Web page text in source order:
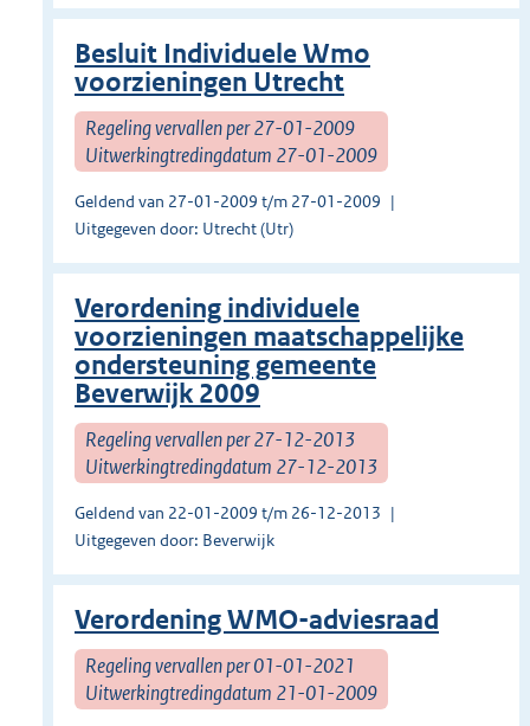
Besluit Individuele Wmo
voorzieningen Utrecht
Regeling vervallen per 27-01-2009
Uitwerkingtredingdatum 27-01-2009
Geldend van 27-01-2009 t/m 27-01-2009
Uitgegeven door: Utrecht (Utr)
Verordening individuele
voorzieningen maatschappelijke
ondersteuning gemeente
Beverwijk 2009
Regeling vervallen per 27-12-2013
Uitwerkingtredingdatum 27-12-2013
Geldend van 22-01-2009 t/m 26-12-2013
Uitgegeven door: Beverwijk
Verordening WMO-adviesraad
Regeling vervallen per 01-01-2021
Uitwerkingtredingdatum 21-01-2009